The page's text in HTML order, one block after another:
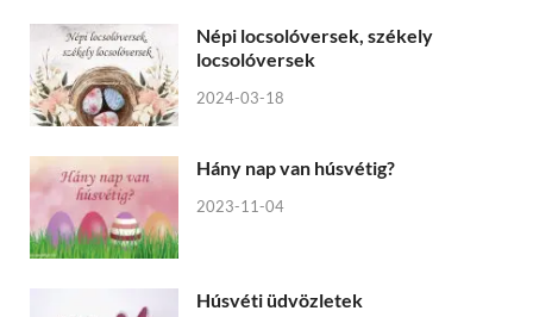
Népi locsolóversek, székely
locsolóversek
2024-03-18
Hány nap van húsvétig?
2023-11-04
Húsvéti üdvözletek